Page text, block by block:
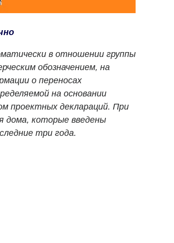
в отношении группы
обозначением, на
о переносах
на основании
проектных деклараций. При
дома, которые введены
три года.